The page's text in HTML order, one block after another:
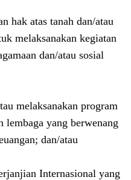
hak atas tanah dan/atau
melaksanakan kegiatan
dan/atau sosial
melaksanakan program
lembaga yang berwenang
dan/atau
Internasional yang